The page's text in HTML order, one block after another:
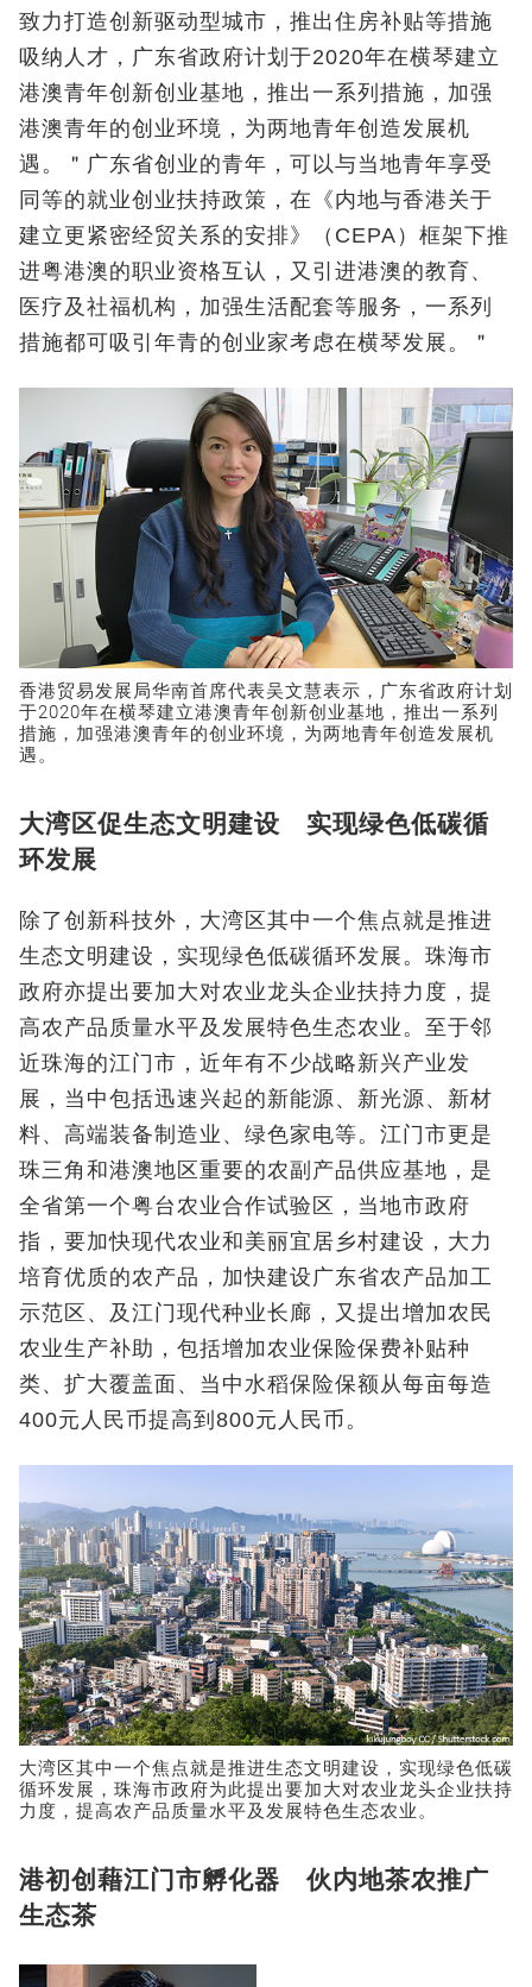
致力打造创新驱动型城市，推出住房补贴等措施
吸纳人才，广东省政府计划于2020年在横琴建立
港澳青年创新创业基地，推出一系列措施，加强
港澳青年的创业环境，为两地青年创造发展机
遇。＂广东省创业的青年，可以与当地青年享受
同等的就业创业扶持政策，在《内地与香港关于
建立更紧密经贸关系的安排》（CEPA）框架下推
进粤港澳的职业资格互认，又引进港澳的教育、
医疗及社福机构，加强生活配套等服务，一系列
措施都可吸引年青的创业家考虑在横琴发展。＂
香港贸易发展局华南首席代表吴文慧表示，广东省政府计划
于2020年在横琴建立港澳青年创新创业基地，推出一系列
措施，加强港澳青年的创业环境，为两地青年创造发展机
遇。
大湾区促生态文明建设 实现绿色低碳循
环发展
除了创新科技外，大湾区其中一个焦点就是推进
生态文明建设，实现绿色低碳循环发展。珠海市
政府亦提出要加大对农业龙头企业扶持力度，提
高农产品质量水平及发展特色生态农业。至于邻
近珠海的江门市，近年有不少战略新兴产业发
展，当中包括迅速兴起的新能源、新光源、新材
料、高端装备制造业、绿色家电等。江门市更是
珠三角和港澳地区重要的农副产品供应基地，是
全省第一个粤台农业合作试验区，当地市政府
指，要加快现代农业和美丽宜居乡村建设，大力
培育优质的农产品，加快建设广东省农产品加工
示范区、及江门现代种业长廊，又提出增加农民
农业生产补助，包括增加农业保险保费补贴种
类、扩大覆盖面、当中水稻保险保额从每亩每造
400元人民币提高到800元人民币。
大湾区其中一个焦点就是推进生态文明建设，实现绿色低碳
循环发展，珠海市政府为此提出要加大对农业龙头企业扶持
力度，提高农产品质量水平及发展特色生态农业。
港初创藉江门市孵化器 伙内地茶农推广
生态茶